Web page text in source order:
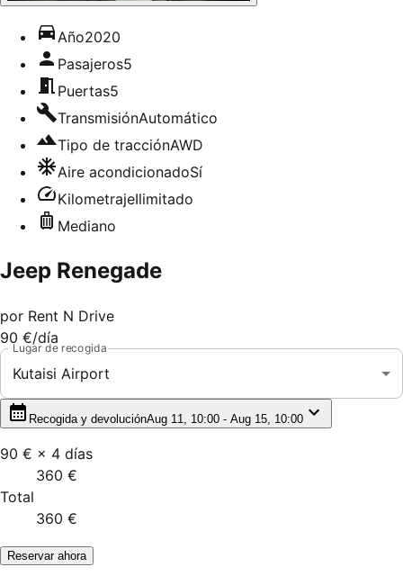
Año2020
Pasajeros5
Puertas5
TransmisiónAutomático
Tipo de tracciónAWD
Aire acondicionadoSí
KilometrajeIlimitado
Mediano
Jeep Renegade
por Rent N Drive
90 €/día
Lugar de recogida
Kutaisi Airport
Recogida y devoluciónAug 11, 10:00 - Aug 15, 10:00
90 € × 4 días
360 €
Total
360 €
Reservar ahora